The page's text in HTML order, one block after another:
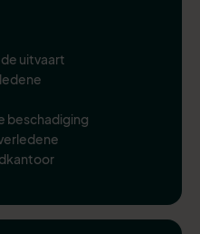
uitvaart
beschadiging